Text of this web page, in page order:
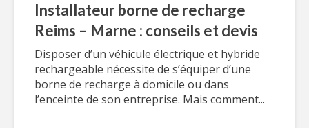
Installateur borne de recharge
Reims – Marne : conseils et devis
Disposer d’un véhicule électrique et hybride
rechargeable nécessite de s’équiper d’une
borne de recharge à domicile ou dans
l’enceinte de son entreprise. Mais comment...